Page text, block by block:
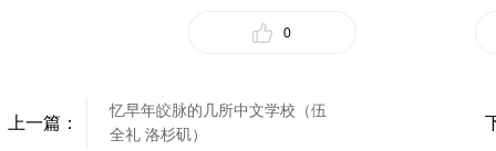
0
上一篇：
忆早年皎脉的几所中文学校（伍
全礼 洛杉矶）